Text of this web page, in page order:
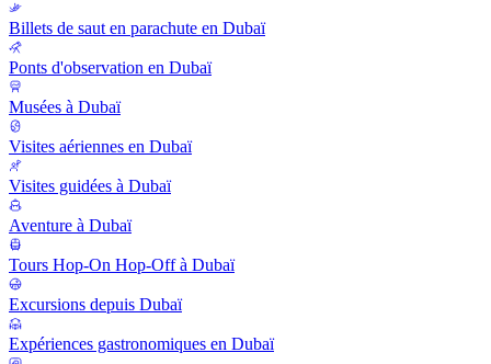
Billets de saut en parachute en Dubaï
Ponts d'observation en Dubaï
Musées à Dubaï
Visites aériennes en Dubaï
Visites guidées à Dubaï
Aventure à Dubaï
Tours Hop-On Hop-Off à Dubaï
Excursions depuis Dubaï
Expériences gastronomiques en Dubaï